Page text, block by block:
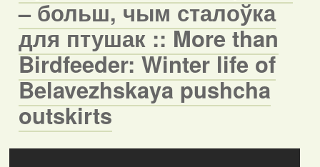
– больш, чым сталоўка
для птушак :: More than
Birdfeeder: Winter life of
Belavezhskaya pushcha
outskirts